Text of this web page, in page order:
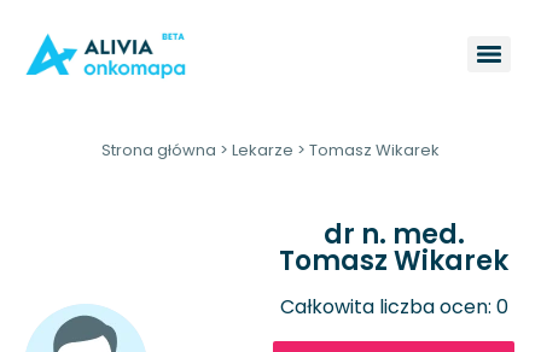
Strona główna > Lekarze > Tomasz Wikarek
dr n. med.
Tomasz Wikarek
Całkowita liczba ocen: 0